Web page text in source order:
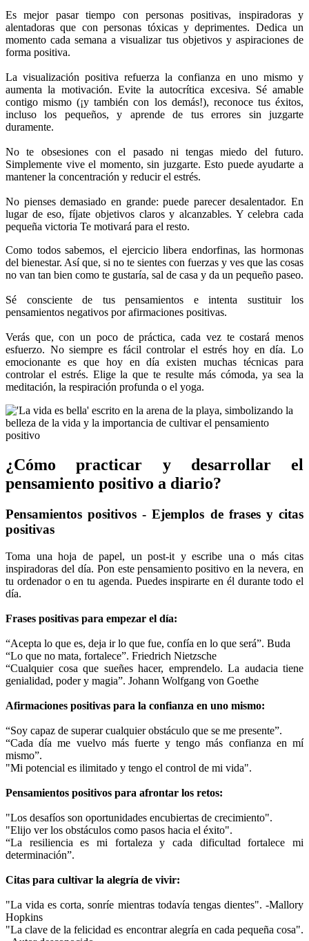
Es mejor pasar tiempo con personas positivas, inspiradoras y
alentadoras que con personas tóxicas y deprimentes. Dedica un
momento cada semana a visualizar tus objetivos y aspiraciones de
forma positiva.
La visualización positiva refuerza la confianza en uno mismo y
aumenta la motivación. Evite la autocrítica excesiva. Sé amable
contigo mismo (¡y también con los demás!), reconoce tus éxitos,
incluso los pequeños, y aprende de tus errores sin juzgarte
duramente.
No te obsesiones con el pasado ni tengas miedo del futuro.
Simplemente vive el momento, sin juzgarte. Esto puede ayudarte a
mantener la concentración y reducir el estrés.
No pienses demasiado en grande: puede parecer desalentador. En
lugar de eso, fíjate objetivos claros y alcanzables. Y celebra cada
pequeña victoria Te motivará para el resto.
Como todos sabemos, el ejercicio libera endorfinas, las hormonas
del bienestar. Así que, si no te sientes con fuerzas y ves que las cosas
no van tan bien como te gustaría, sal de casa y da un pequeño paseo.
Sé consciente de tus pensamientos e intenta sustituir los
pensamientos negativos por afirmaciones positivas.
Verás que, con un poco de práctica, cada vez te costará menos
esfuerzo. No siempre es fácil controlar el estrés hoy en día. Lo
emocionante es que hoy en día existen muchas técnicas para
controlar el estrés. Elige la que te resulte más cómoda, ya sea la
meditación, la respiración profunda o el yoga.
¿Cómo practicar y desarrollar el
pensamiento positivo a diario?
Pensamientos positivos - Ejemplos de frases y citas
positivas
Toma una hoja de papel, un post-it y escribe una o más citas
inspiradoras del día. Pon este pensamiento positivo en la nevera, en
tu ordenador o en tu agenda. Puedes inspirarte en él durante todo el
día.
Frases positivas para empezar el día:
“Acepta lo que es, deja ir lo que fue, confía en lo que será”. Buda
“Lo que no mata, fortalece”. Friedrich Nietzsche
“Cualquier cosa que sueñes hacer, emprendelo. La audacia tiene
genialidad, poder y magia”. Johann Wolfgang von Goethe
Afirmaciones positivas para la confianza en uno mismo:
“Soy capaz de superar cualquier obstáculo que se me presente”.
“Cada día me vuelvo más fuerte y tengo más confianza en mí
mismo”.
"Mi potencial es ilimitado y tengo el control de mi vida".
Pensamientos positivos para afrontar los retos:
"Los desafíos son oportunidades encubiertas de crecimiento".
"Elijo ver los obstáculos como pasos hacia el éxito".
“La resiliencia es mi fortaleza y cada dificultad fortalece mi
determinación”.
Citas para cultivar la alegría de vivir:
"La vida es corta, sonríe mientras todavía tengas dientes". -Mallory
Hopkins
"La clave de la felicidad es encontrar alegría en cada pequeña cosa".